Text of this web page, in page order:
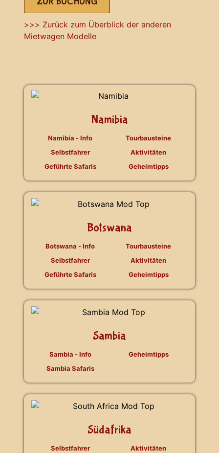
>>> Zurück zum Überblick der anderen
Mietwagen Modelle
Namibia
Namibia - Info
Selbstfahrer
Geführte Safaris
Tourbausteine
Aktivitäten
Geheimtipps
Botswana
Botswana - Info
Selbstfahrer
Geführte Safaris
Tourbausteine
Aktivitäten
Geheimtipps
Sambia
Sambia - Info
Sambia Safaris
Geheimtipps
Südafrika
Selbstfahrer
Aktivitäten